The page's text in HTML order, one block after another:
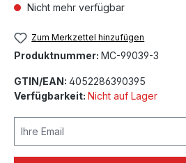
Nicht mehr verfügbar
Zum Merkzettel hinzufügen
Produktnummer: MC-99039-3
GTIN/EAN: 4052286390395
Verfügbarkeit: Nicht auf Lager